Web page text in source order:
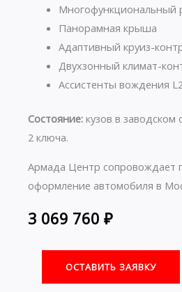
Многофункциональный
Панорамная крыша
Адаптивный круиз-
Двухзонный климат-
Ассистенты вождения
Состояние: кузов в заводском
2 ключа.
Армада Центр сопровождает
оформление автомобиля в
3 069 760 ₽
ОСТАВИТЬ ЗАЯВКУ